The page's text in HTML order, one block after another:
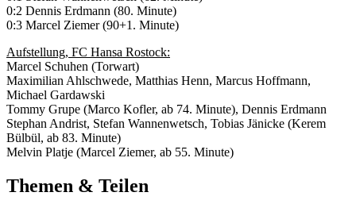
0:2 Dennis Erdmann (80. Minute)
0:3 Marcel Ziemer (90+1. Minute)
Aufstellung, FC Hansa Rostock:
Marcel Schuhen (Torwart)
Maximilian Ahlschwede, Matthias Henn, Marcus Hoffmann,
Michael Gardawski
Tommy Grupe (Marco Kofler, ab 74. Minute), Dennis Erdmann
Stephan Andrist, Stefan Wannenwetsch, Tobias Jänicke (Kerem
Bülbül, ab 83. Minute)
Melvin Platje (Marcel Ziemer, ab 55. Minute)
Themen & Teilen